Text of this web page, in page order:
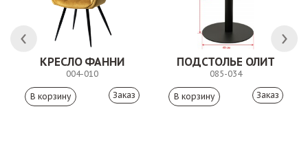
КРЕСЛО ФАННИ
004-010
Заказ
ПОДСТОЛЬЕ ОЛИТ
085-034
Заказ